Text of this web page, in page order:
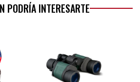
PODRÍA INTERESARTE